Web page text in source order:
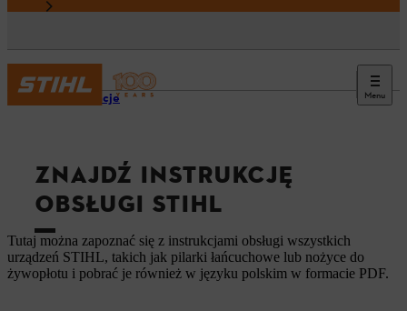
Menu
Informacje
ZNAJDŹ INSTRUKCJĘ
OBSŁUGI STIHL
Tutaj można zapoznać się z instrukcjami obsługi wszystkich
urządzeń STIHL, takich jak pilarki łańcuchowe lub nożyce do
żywopłotu i pobrać je również w języku polskim w formacie PDF.